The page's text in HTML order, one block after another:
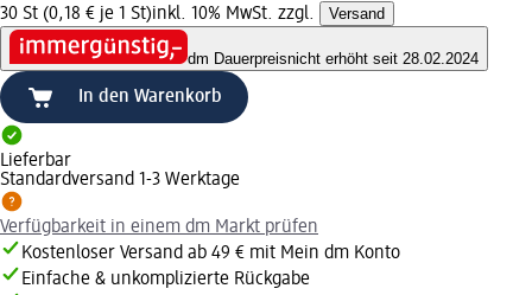
30 St (0,18 € je 1 St)inkl. 10% MwSt. zzgl. Versand
dm Dauerpreisnicht erhöht seit 28.02.2024
In den Warenkorb
Lieferbar
Standardversand 1-3 Werktage
Verfügbarkeit in einem dm Markt prüfen
Kostenloser Versand ab 49 € mit Mein dm Konto
Einfache & unkomplizierte Rückgabe